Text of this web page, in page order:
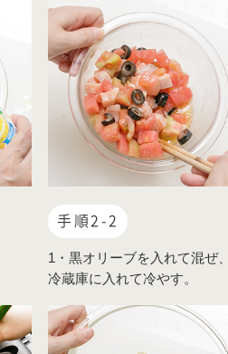
手順2-2
1・黒オリーブを入れて混ぜ
冷蔵庫に入れて冷やす。